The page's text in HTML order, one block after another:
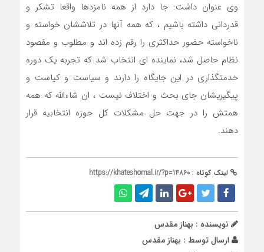
وی عنوان داشت: جا دارد از همه نامزدها واقعا تشکر و
قدردانی داشته باشیم ، که همه آنها در تلاششان خواسته و
ناخواسته حضور حداکثری را رقم زده اند و مطلوب و مقصود
نظام حاصل شد، نماینده ای انتخاب شد که تجربه یک دوره
خدمتگذاری در این جایگاه را دارند و سیاست و کیاست و
پیگیریشان جای بحث و اختلاف نیست ، ان شاءالله که همه
همتش را در جهت حل مشکلات کل حوزه انتخابیه قرار
دهند.
لینک کوتاه : https://khateshomal.ir/?p=14860
نویسنده : بهناز مقدس
ارسال توسط : بهناز مقدس